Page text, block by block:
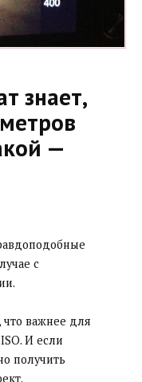
знает,
—
с
что важнее для
И если
получить